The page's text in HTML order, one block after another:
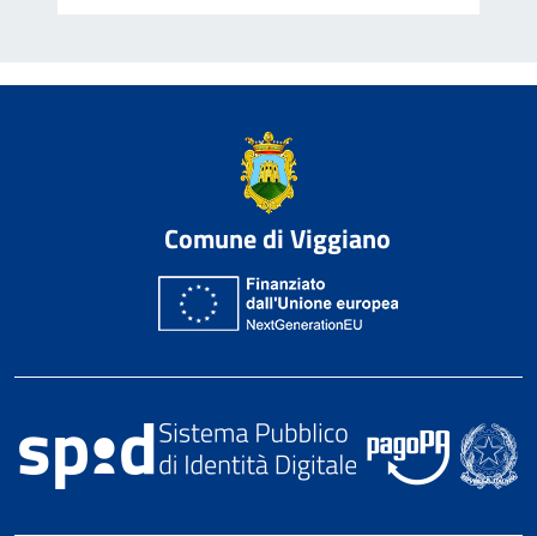
Comune di Viggiano